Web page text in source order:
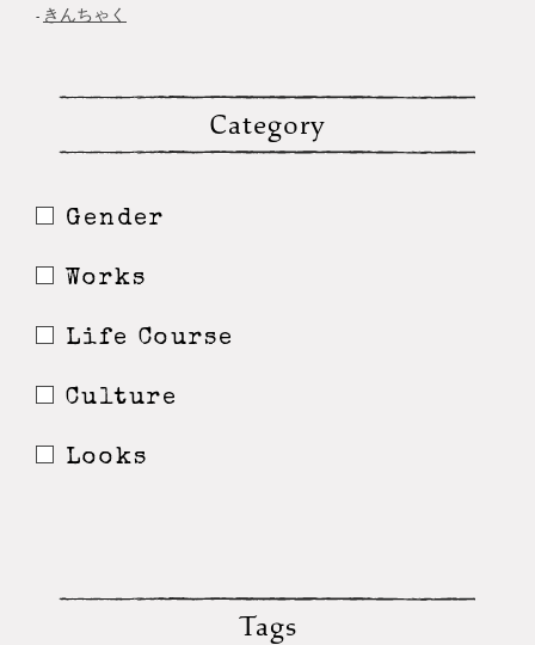
きんちゃく
Category
Gender
Works
Life Course
Culture
Looks
Tags